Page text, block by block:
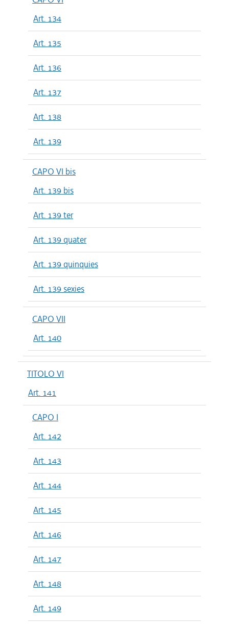
Art. 134
Art. 135
Art. 136
Art. 137
Art. 138
Art. 139
CAPO VI bis
Art. 139 bis
Art. 139 ter
Art. 139 quater
Art. 139 quinquies
Art. 139 sexies
CAPO VII
Art. 140
TITOLO VI
Art. 141
CAPO I
Art. 142
Art. 143
Art. 144
Art. 145
Art. 146
Art. 147
Art. 148
Art. 149